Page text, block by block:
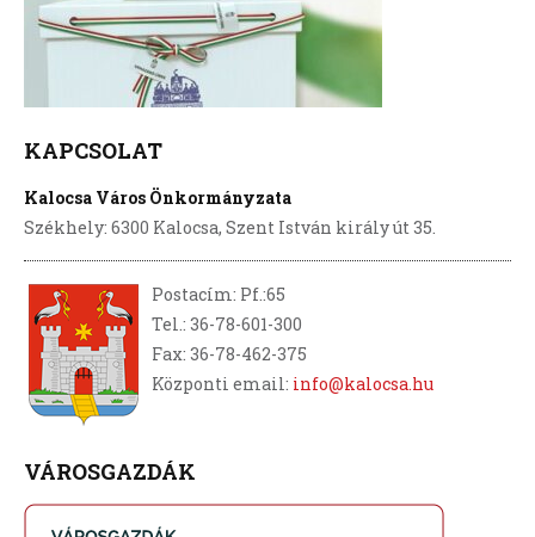
KAPCSOLAT
Kalocsa Város Önkormányzata
Székhely: 6300 Kalocsa, Szent István király út 35.
Postacím: Pf.:65
Tel.: 36-78-601-300
Fax: 36-78-462-375
Központi email: info@kalocsa.hu
VÁROSGAZDÁK